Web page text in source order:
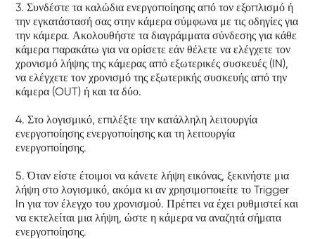
3. Συνδέστε τα καλώδια ενεργοποίησης από τον εξοπλισμό ή
την εγκατάστασή σας στην κάμερα σύμφωνα με τις οδηγίες για
την κάμερα. Ακολουθήστε τα διαγράμματα σύνδεσης για κάθε
κάμερα παρακάτω για να ορίσετε εάν θέλετε να ελέγχετε τον
χρονισμό λήψης της κάμερας από εξωτερικές συσκευές (IN),
να ελέγχετε τον χρονισμό της εξωτερικής συσκευής από την
κάμερα (OUT) ή και τα δύο.
4. Στο λογισμικό, επιλέξτε την κατάλληλη λειτουργία
ενεργοποίησης ενεργοποίησης και τη λειτουργία
ενεργοποίησης.
5. Όταν είστε έτοιμοι να κάνετε λήψη εικόνας, ξεκινήστε μια
λήψη στο λογισμικό, ακόμα κι αν χρησιμοποιείτε το Trigger
In για τον έλεγχο του χρονισμού. Πρέπει να έχει ρυθμιστεί και
να εκτελείται μια λήψη, ώστε η κάμερα να αναζητά σήματα
ενεργοποίησης.